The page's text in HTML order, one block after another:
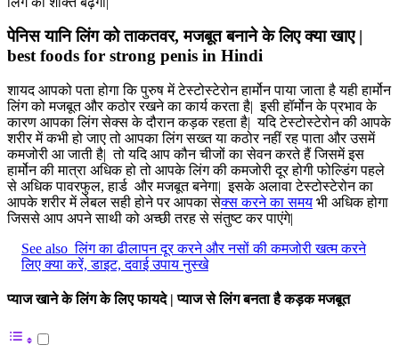
पेनिस यानि लिंग को ताकतवर, मजबूत बनाने के लिए क्या खाए |
best foods for strong penis in Hindi
शायद आपको पता होगा कि पुरुष में टेस्टोस्टेरोन हार्मोन पाया जाता है यही हार्मोन
लिंग को मजबूत और कठोर रखने का कार्य करता है| इसी हॉर्मोन के प्रभाव के
कारण आपका लिंग सेक्स के दौरान कड़क रहता है| यदि टेस्टोस्टेरोन की आपके
शरीर में कभी हो जाए तो आपका लिंग सख्त या कठोर नहीं रह पाता और उसमें
कमजोरी आ जाती है| तो यदि आप कौन चीजों का सेवन करते हैं जिसमें इस
हार्मोन की मात्रा अधिक हो तो आपके लिंग की कमजोरी दूर होगी फोल्डिंग पहले
से अधिक पावरफुल, हार्ड और मजबूत बनेगा| इसके अलावा टेस्टोस्टेरोन का
आपके शरीर में लेबल सही होने पर आपका सेक्स करने का समय भी अधिक होगा
जिससे आप अपने साथी को अच्छी तरह से संतुष्ट कर पाएंगे|
See also लिंग का ढीलापन दूर करने और नसों की कमजोरी खत्म करने
लिए क्या करें, डाइट, दवाई उपाय नुस्खे
प्याज खाने के लिंग के लिए फायदे | प्याज से लिंग बनता है कड़क मजबूत